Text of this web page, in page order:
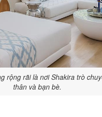
rộng rãi là nơi Shakira trò
thân và bạn bè.